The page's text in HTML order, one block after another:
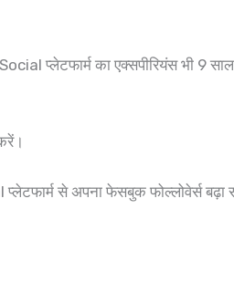
प्लेटफार्म का एक्सपीरियंस भी 9
से अपना फेसबुक फोल्लोवेर्स बढ़ा